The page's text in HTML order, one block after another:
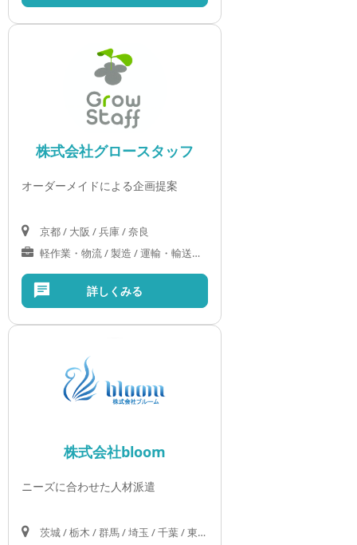
株式会社グロースタッフ
オーダーメイドによる企画提案
京都 / 大阪 / 兵庫 / 奈良
軽作業・物流 / 製造 / 運輸・輸送サービス / オフィス
詳しくみる
株式会社bloom
ニーズに合わせた人材派遣
茨城 / 栃木 / 群馬 / 埼玉 / 千葉 / 東京 / 神奈川